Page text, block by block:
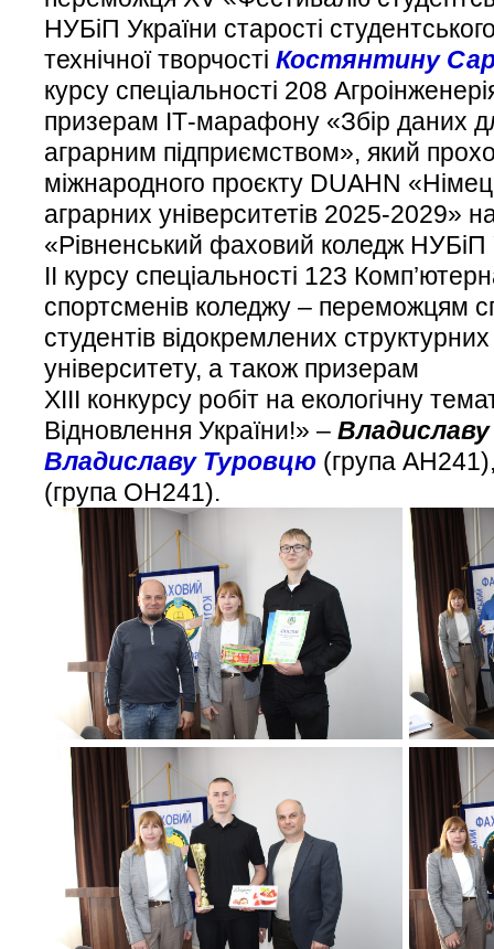
НУБіП України старості
технічної творчості Костянтину
курсу спеціальності 208
призерам ІТ-марафону «Збір даних
аграрним підприємством», який
міжнародного проєкту DUAHN
аграрних університетів 2025-2029»
«Рівненський фаховий коледж НУБіП
ІІ курсу спеціальності 123
спортсменів коледжу – переможцям
студентів відокремлених структурних
університету, а також призерам
ХІІІ конкурсу робіт на екологічну
Відновлення України!» – Владиславу
Владиславу Туровцю (група
(група ОН241).